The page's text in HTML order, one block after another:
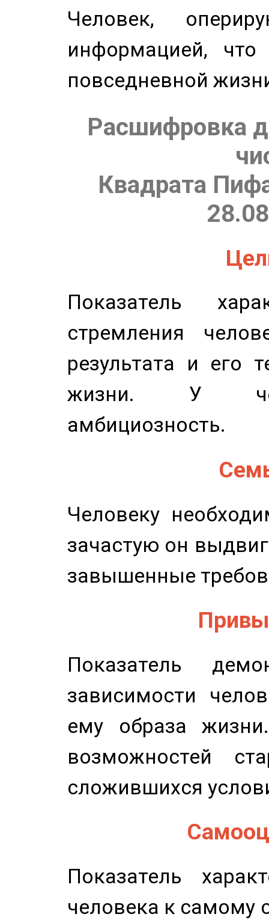
Человек,
информацией,
повседневной
Расшифровка
Квадрата
Показатель
стремления
результата и его
жизни. У
амбициозность.
Человеку
зачастую он
завышенные
Показатель
зависимости
ему образа
возможностей
сложившихся
Показатель
человека к самому